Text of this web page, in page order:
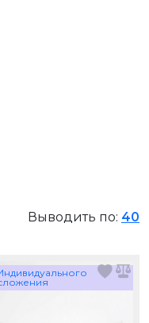
Выводить по: 40